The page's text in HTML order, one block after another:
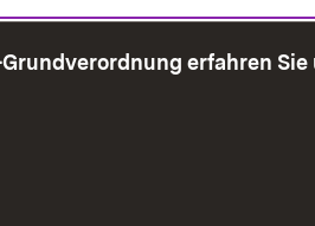
erfahren Sie